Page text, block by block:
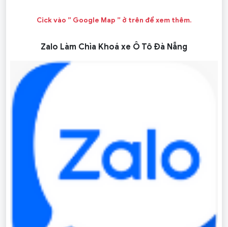
Cick vào ” Google Map ” ở trên để xem thêm.
Zalo Làm Chìa Khoá xe Ô Tô Đà Nẵng